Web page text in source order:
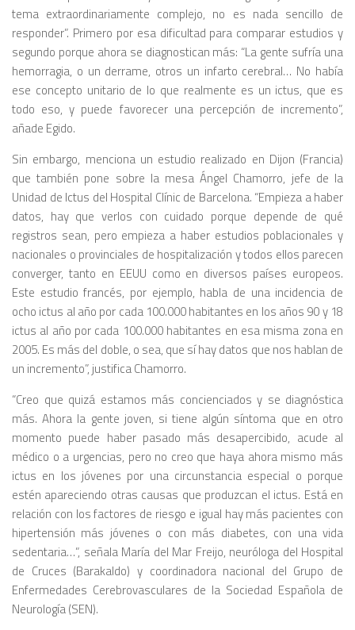
tema extraordinariamente complejo, no es nada sencillo de
responder”. Primero por esa dificultad para comparar estudios y
segundo porque ahora se diagnostican más: “La gente sufría una
hemorragia, o un derrame, otros un infarto cerebral… No había
ese concepto unitario de lo que realmente es un ictus, que es
todo eso, y puede favorecer una percepción de incremento”,
añade Egido.
Sin embargo, menciona un estudio realizado en Dijon (Francia)
que también pone sobre la mesa Ángel Chamorro, jefe de la
Unidad de Ictus del Hospital Clínic de Barcelona. “Empieza a haber
datos, hay que verlos con cuidado porque depende de qué
registros sean, pero empieza a haber estudios poblacionales y
nacionales o provinciales de hospitalización y todos ellos parecen
converger, tanto en EEUU como en diversos países europeos.
Este estudio francés, por ejemplo, habla de una incidencia de
ocho ictus al año por cada 100.000 habitantes en los años 90 y 18
ictus al año por cada 100.000 habitantes en esa misma zona en
2005. Es más del doble, o sea, que sí hay datos que nos hablan de
un incremento”, justifica Chamorro.
“Creo que quizá estamos más concienciados y se diagnóstica
más. Ahora la gente joven, si tiene algún síntoma que en otro
momento puede haber pasado más desapercibido, acude al
médico o a urgencias, pero no creo que haya ahora mismo más
ictus en los jóvenes por una circunstancia especial o porque
estén apareciendo otras causas que produzcan el ictus. Está en
relación con los factores de riesgo e igual hay más pacientes con
hipertensión más jóvenes o con más diabetes, con una vida
sedentaria…”, señala María del Mar Freijo, neuróloga del Hospital
de Cruces (Barakaldo) y coordinadora nacional del Grupo de
Enfermedades Cerebrovasculares de la Sociedad Española de
Neurología (SEN).